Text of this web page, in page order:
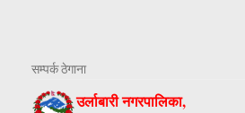
सम्पर्क ठेगाना
उर्लाबारी नगरपालिका,